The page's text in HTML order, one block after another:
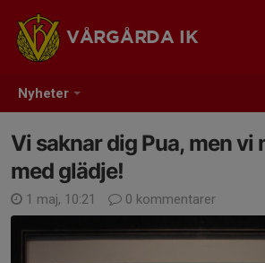
Nyheter
VÅRGÅRDA IK
Vi saknar dig Pua, men vi
med glädje!
1 maj, 10:21 0 kommentarer